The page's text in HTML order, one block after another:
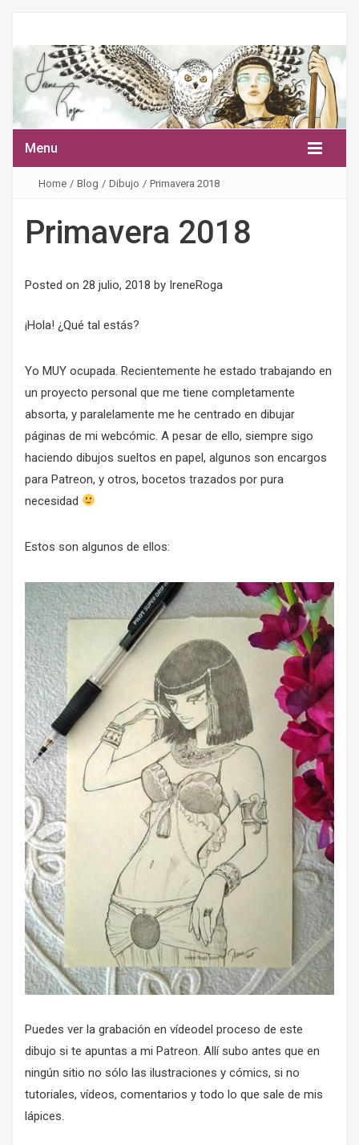
Menu
Home / Blog / Dibujo / Primavera 2018
Primavera 2018
Posted on 28 julio, 2018 by IreneRoga
¡Hola! ¿Qué tal estás?
Yo MUY ocupada. Recientemente he estado trabajando en
un proyecto personal que me tiene completamente
absorta, y paralelamente me he centrado en dibujar
páginas de mi webcómic. A pesar de ello, siempre sigo
haciendo dibujos sueltos en papel, algunos son encargos
para Patreon, y otros, bocetos trazados por pura
necesidad
Estos son algunos de ellos:
Puedes ver la grabación en vídeodel proceso de este
dibujo si te apuntas a mi Patreon . Allí subo antes que en
ningún sitio no sólo las ilustraciones y cómics, si no
tutoriales, vídeos, comentarios y todo lo que sale de mis
lápices.